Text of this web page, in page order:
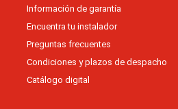
Información de garantía
Encuentra tu instalador
Preguntas frecuentes
Condiciones y plazos de despacho
Catálogo digital